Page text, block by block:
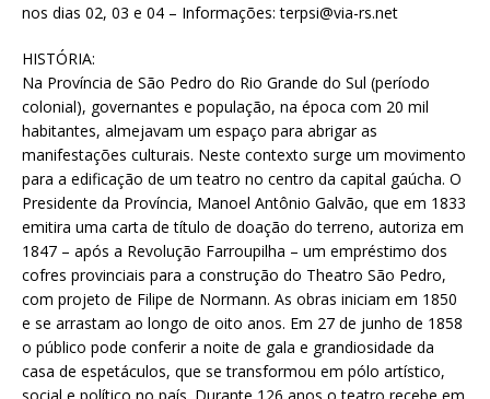
nos dias 02, 03 e 04 – Informações: terpsi@via-rs.net
HISTÓRIA:
Na Província de São Pedro do Rio Grande do Sul (período
colonial), governantes e população, na época com 20 mil
habitantes, almejavam um espaço para abrigar as
manifestações culturais. Neste contexto surge um movimento
para a edificação de um teatro no centro da capital gaúcha. O
Presidente da Província, Manoel Antônio Galvão, que em 1833
emitira uma carta de título de doação do terreno, autoriza em
1847 – após a Revolução Farroupilha – um empréstimo dos
cofres provinciais para a construção do Theatro São Pedro,
com projeto de Filipe de Normann. As obras iniciam em 1850
e se arrastam ao longo de oito anos. Em 27 de junho de 1858
o público pode conferir a noite de gala e grandiosidade da
casa de espetáculos, que se transformou em pólo artístico,